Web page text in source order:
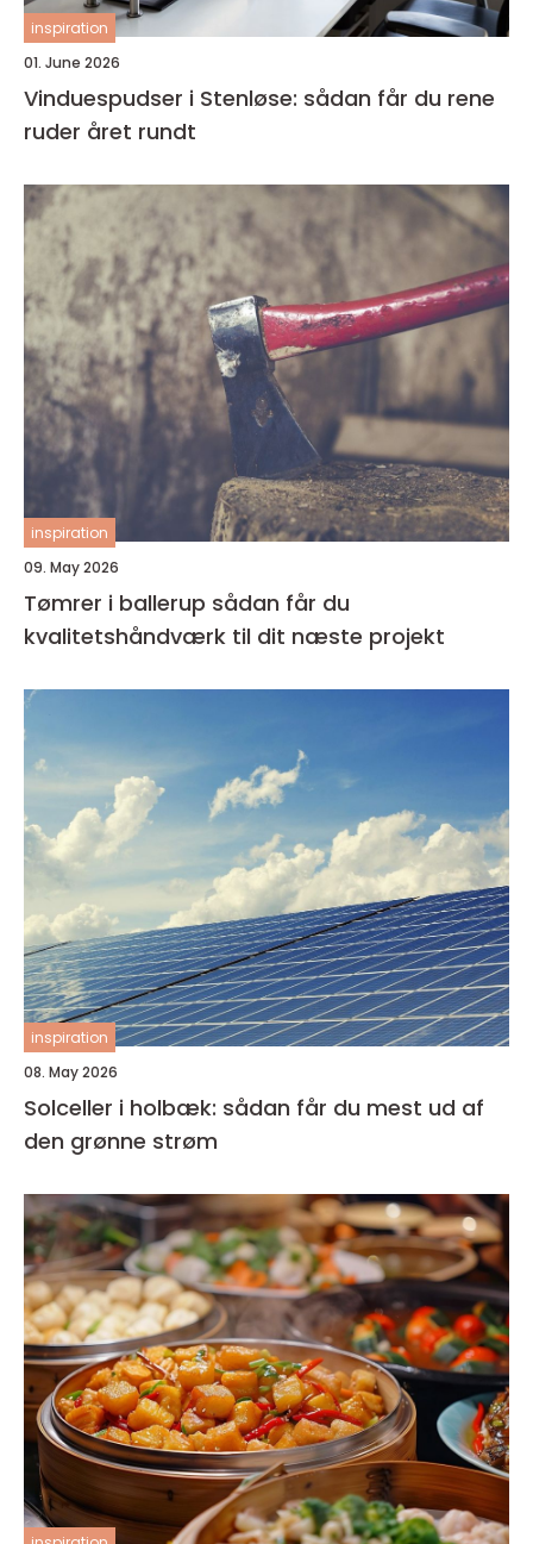
inspiration
01. June 2026
Vinduespudser i Stenløse: sådan får du rene
ruder året rundt
inspiration
09. May 2026
Tømrer i ballerup sådan får du
kvalitetshåndværk til dit næste projekt
inspiration
08. May 2026
Solceller i holbæk: sådan får du mest ud af
den grønne strøm